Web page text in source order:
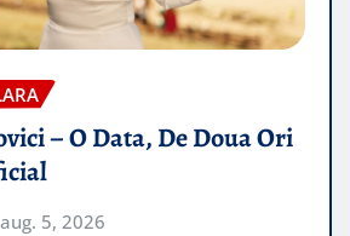
– O Data, De Doua Ori
aug. 5, 2026